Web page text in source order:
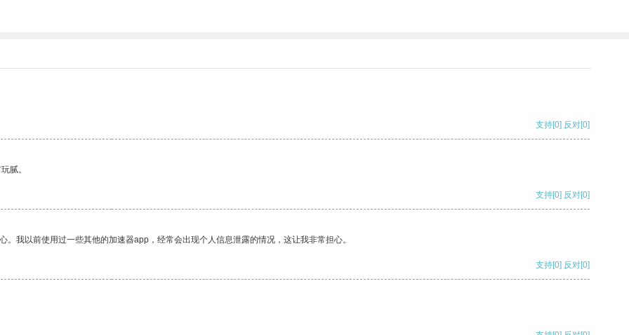
支持[0] 反对[0]
腻。
支持[0] 反对[0]
我以前使用过一些其他的加速器app，经常会出现个人信息泄露的情况，这让我非常担心。
支持[0] 反对[0]